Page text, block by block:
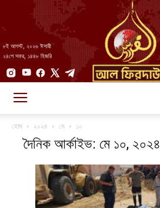
৮ই আগস্ট, ২০২৬ ঈসায়ী
২৪শে সফর, ১৪৪৮ হিজরি
হোম ২০২৪ মে ১০
দৈনিক আর্কাইভ: মে ১০, ২০২৪